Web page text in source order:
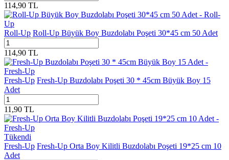
114,90 TL
Roll-Up Roll-Up Büyük Boy Buzdolabı Poşeti 30*45 cm 50 Adet
114,90 TL
Fresh-Up Fresh-Up Buzdolabı Poşeti 30 * 45cm Büyük Boy 15
Adet
11,90 TL
Tükendi
Fresh-Up Fresh-Up Orta Boy Kilitli Buzdolabı Poşeti 19*25 cm 10
Adet